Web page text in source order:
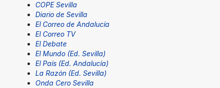
COPE Sevilla
Diario de Sevilla
El Correo de Andalucía
El Correo TV
El Debate
El Mundo (Ed. Sevilla)
El País (Ed. Andalucía)
La Razón (Ed. Sevilla)
Onda Cero Sevilla